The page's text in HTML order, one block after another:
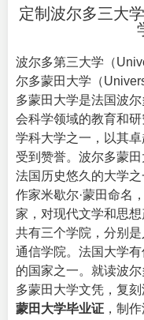
定制波尔多三大
波尔多第三大学（
尔多蒙田大学（
多蒙田大学是法国波
会科学领域的教育和
学科大学之一，以其
受到赞誉。波尔多蒙
法国历史悠久的大学
作家米歇尔·蒙田命名
家，对现代文学和思
共有三个学院，分别
通信学院。法国大学
的国家之一。就读波
多蒙田大学文凭，复
蒙田大学毕业证 ，制